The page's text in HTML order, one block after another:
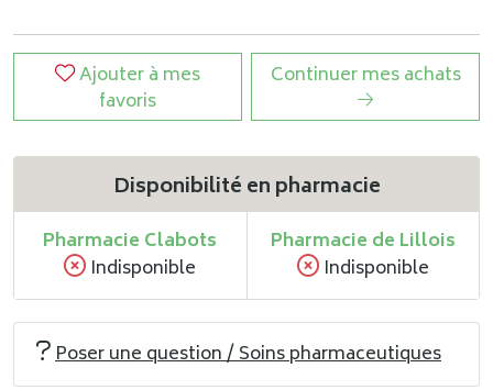
Ajouter à mes
favoris
Continuer mes achats
Disponibilité en pharmacie
Pharmacie Clabots
Indisponible
Pharmacie de Lillois
Indisponible
Poser une question / Soins pharmaceutiques